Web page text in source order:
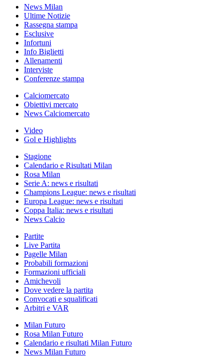
News Milan
Ultime Notizie
Rassegna stampa
Esclusive
Infortuni
Info Biglietti
Allenamenti
Interviste
Conferenze stampa
Calciomercato
Obiettivi mercato
News Calciomercato
Video
Gol e Highlights
Stagione
Calendario e Risultati Milan
Rosa Milan
Serie A: news e risultati
Champions League: news e risultati
Europa League: news e risultati
Coppa Italia: news e risultati
News Calcio
Partite
Live Partita
Pagelle Milan
Probabili formazioni
Formazioni ufficiali
Amichevoli
Dove vedere la partita
Convocati e squalificati
Arbitri e VAR
Milan Futuro
Rosa Milan Futuro
Calendario e risultati Milan Futuro
News Milan Futuro